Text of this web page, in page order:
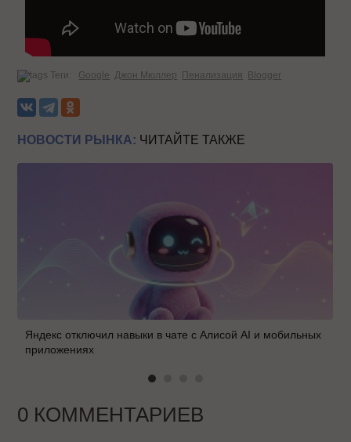
Теги: Google Джон Мюллер Пенализация Blogger
НОВОСТИ РЫНКА: ЧИТАЙТЕ ТАКЖЕ
Яндекс отключил навыки в чате с Алисой AI и мобильных
приложениях
0 КОММЕНТАРИЕВ